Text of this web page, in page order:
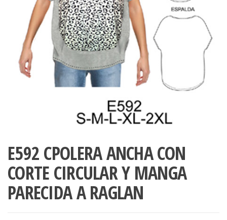
accumark ,
pdf , Moldes
Gerber ,
Graduaciones,
Ploteo y
Digitalización
accumark,
Moldes en
pdf, Moldes
Accumark
Chile.
E592 CPOLERA ANCHA CON
CORTE CIRCULAR Y MANGA
PARECIDA A RAGLAN